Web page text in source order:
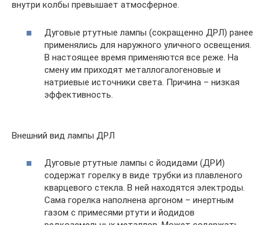
внутри колбы превышает атмосферное.
Дуговые ртутные лампы (сокращенно ДРЛ) ранее
применялись для наружного уличного освещения.
В настоящее время применяются все реже. На
смену им приходят металлогалогеновые и
натриевые источники света. Причина – низкая
эффективность.
Внешний вид лампы ДРЛ
Дуговые ртутные лампы с йодидами (ДРИ)
содержат горелку в виде трубки из плавленого
кварцевого стекла. В ней находятся электроды.
Сама горелка наполнена аргоном – инертным
газом с примесями ртути и йодидов